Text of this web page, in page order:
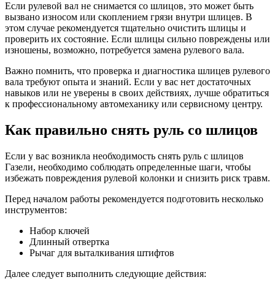
Если рулевой вал не снимается со шлицов, это может быть
вызвано износом или скоплением грязи внутри шлицев. В
этом случае рекомендуется тщательно очистить шлицы и
проверить их состояние. Если шлицы сильно повреждены или
изношены, возможно, потребуется замена рулевого вала.
Важно помнить, что проверка и диагностика шлицев рулевого
вала требуют опыта и знаний. Если у вас нет достаточных
навыков или не уверены в своих действиях, лучше обратиться
к профессиональному автомеханику или сервисному центру.
Как правильно снять руль со шлицов
Если у вас возникла необходимость снять руль с шлицов
Газели, необходимо соблюдать определенные шаги, чтобы
избежать повреждения рулевой колонки и снизить риск травм.
Перед началом работы рекомендуется подготовить несколько
инструментов:
Набор ключей
Длинный отвертка
Рычаг для выталкивания штифтов
Далее следует выполнить следующие действия: